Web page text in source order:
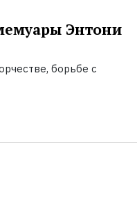
Энтони
борьбе с